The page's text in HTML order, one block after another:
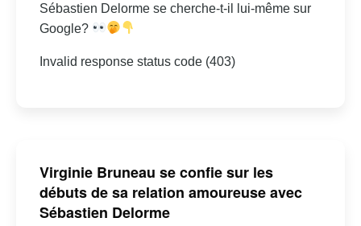
Sébastien Delorme se cherche-t-il lui-même sur
Google?
Invalid response status code (403)
Virginie Bruneau se confie sur les
débuts de sa relation amoureuse avec
Sébastien Delorme